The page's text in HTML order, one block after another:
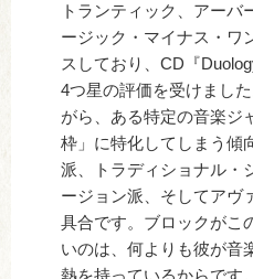
トランティック、アーバ
ージック・マイナス・ワ
スしており、CD『
4つ星の評価を受けまし
がら、ある特定の音楽ジ
枠」に特化してしまう傾
派、トラディショナル・
ージョン派、そしてアヴ
具合です。ブロックがこ
いのは、何よりも彼が音
熱を持っているからです